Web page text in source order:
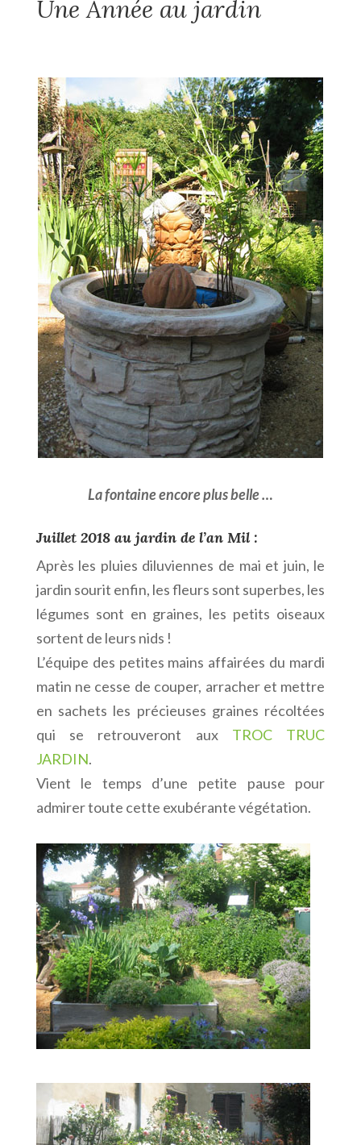
Une Année au jardin
La fontaine encore plus belle …
Juillet 2018 au jardin de l’an Mil :
Après les pluies diluviennes de mai et juin, le
jardin sourit enfin, les fleurs sont superbes, les
légumes sont en graines, les petits oiseaux
sortent de leurs nids !
L’équipe des petites mains affairées du mardi
matin ne cesse de couper, arracher et mettre
en sachets les précieuses graines récoltées
qui se retrouveront aux TROC TRUC
JARDIN.
Vient le temps d’une petite pause pour
admirer toute cette exubérante végétation.